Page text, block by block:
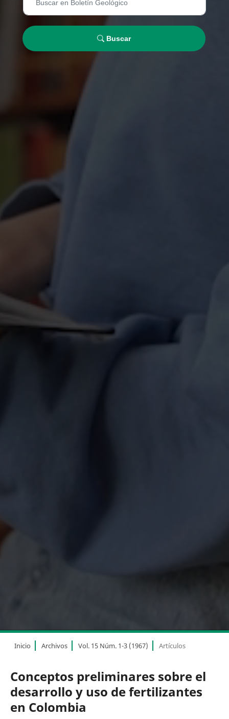
Buscar
Inicio Archivos Vol. 15 Núm. 1-3 (1967) Artículos
Conceptos preliminares sobre el
desarrollo y uso de fertilizantes
en Colombia